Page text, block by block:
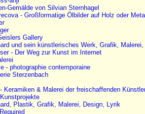
Gemälde von Silvian Sternhagel
- Großformatige Ölbilder auf Holz oder
Gallery
und sein künstlerisches Werk, Grafik,
- Der Weg zur Kunst im Internet
- photographie contemporaine
Sterzenbach
Keramiken & Malerei der freischaffenden
Plastik, Grafik, Malerei, Design, Lyrik